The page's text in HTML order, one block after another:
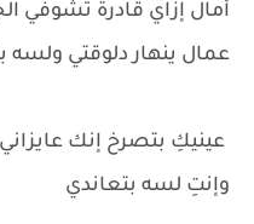
أُمال إزاي قادرة تشوفي
عمال ينهار دلوقتي ولسه
عينيكِ بتصرخ إنك
وإنتِ لسه بتعاندي